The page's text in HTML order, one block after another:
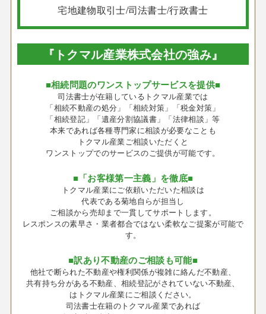
宅地建物取引士/司法書士/行政書士
『トクマル産業株式会社の強み』
■相続問題のワンストップサービスを提供■
司法書士が在籍しているトクマル産業では
「相続不動産の処分」「相続対策」「税金対策」
「相続登記」「遺産分割協議書」「法律相談」等
本来であれば各種専門家に相談が必要なことも
トクマル産業ご相談いただくと
ワンストップでのサービスのご提供が可能です。
■「お客様第一主義」を徹底■
トクマル産業にご依頼いただいた相談は
代表である菊地自らが担当し
ご相談から売却まで一貫してサポートします。
レスポンスの素早さ・業者都合ではない柔軟なご提案が可能で
す。
■訳あり不動産のご相談も可能■
他社で断られた不動産や権利関係が複雑に絡んだ不動産、
共有持ち分がある不動産、相続登記がされていない不動産、
はトクマル産業にご相談ください。
司法書士在籍のトクマル産業であれば